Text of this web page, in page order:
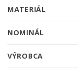
MATERIÁL
NOMINÁL
VÝROBCA